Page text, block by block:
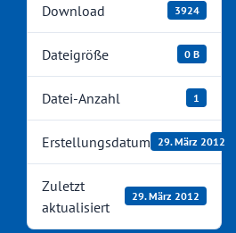
Download 3924
Dateigröße 0 B
Datei-Anzahl 1
Erstellungsdatum 29. März 2012
Zuletzt
aktualisiert
29. März 2012